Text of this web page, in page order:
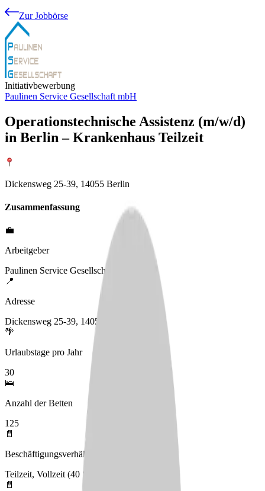
Zur Jobbörse
Initiativbewerbung
Paulinen Service Gesellschaft mbH
Operationstechnische Assistenz (m/w/d)
in Berlin – Krankenhaus Teilzeit
Dickensweg 25-39, 14055 Berlin
Zusammenfassung
💼
Arbeitgeber
Paulinen Service Gesellschaft mbH
📍
Adresse
Dickensweg 25-39, 14055 Berlin
🌴
Urlaubstage pro Jahr
30
🛌
Anzahl der Betten
125
📄
Beschäftigungsverhältnis
Teilzeit, Vollzeit (40 Stunden)
📄